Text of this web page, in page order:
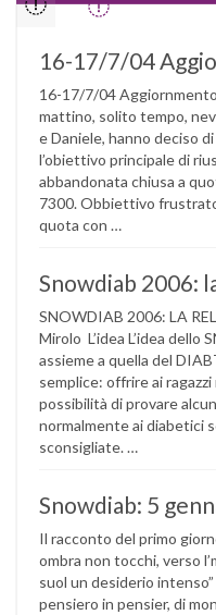
16-17/7/04
16-17/7/04
mattino, solito tempo,
e Daniele, hanno deciso
l’obiettivo principale di
abbandonata chiusa a
7300. Obbiettivo
quota con …
Snowdiab 2006:
SNOWDIAB 2006: LA
Mirolo L’idea L’idea dello
assieme a quella del
semplice: offrire ai
possibilità di provare
normalmente ai diabetici
sconsigliate. …
Snowdiab: 5
Il racconto del primo
ombra non tocchi, verso
suol un desiderio
pensiero in pensier, di